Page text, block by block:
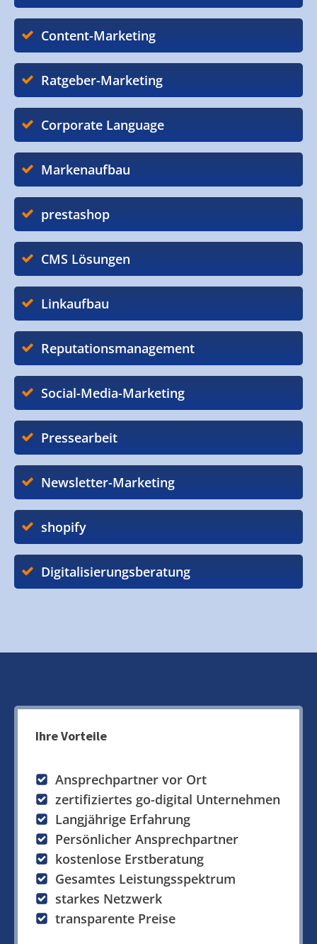
Content-Marketing
Ratgeber-Marketing
Corporate Language
Markenaufbau
prestashop
CMS Lösungen
Linkaufbau
Reputationsmanagement
Social-Media-Marketing
Pressearbeit
Newsletter-Marketing
shopify
Digitalisierungsberatung
Ihre Vorteile
Ansprechpartner vor Ort
zertifiziertes go-digital Unternehmen
Langjährige Erfahrung
Persönlicher Ansprechpartner
kostenlose Erstberatung
Gesamtes Leistungsspektrum
starkes Netzwerk
transparente Preise